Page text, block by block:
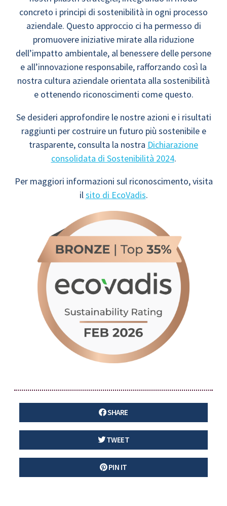
concreto i principi di sostenibilità in ogni processo
aziendale. Questo approccio ci ha permesso di
promuovere iniziative mirate alla riduzione
dell’impatto ambientale, al benessere delle persone
e all’innovazione responsabile, rafforzando così la
nostra cultura aziendale orientata alla sostenibilità
e ottenendo riconoscimenti come questo.
Se desideri approfondire le nostre azioni e i risultati
raggiunti per costruire un futuro più sostenibile e
trasparente, consulta la nostra Dichiarazione
consolidata di Sostenibilità 2024.
Per maggiori informazioni sul riconoscimento, visita
ilsito di EcoVadis.
SHARE
TWEET
PIN IT